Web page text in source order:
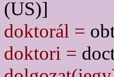
(US)]
doktorál =
doktori =